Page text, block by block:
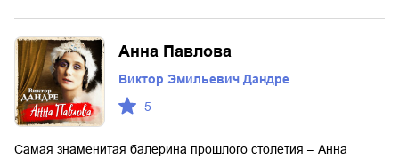
Анна Павлова
Виктор Эмильевич Дандре
5
Самая знаменитая балерина прошлого столетия – Анна